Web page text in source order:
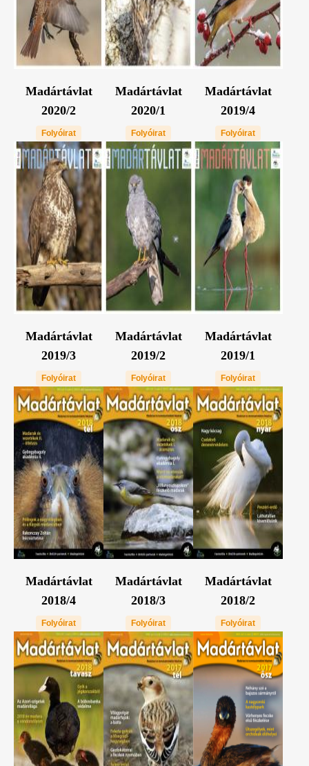
Madártávlat
2020/2
Folyóirat
Madártávlat
2020/1
Folyóirat
Madártávlat
2019/4
Folyóirat
Madártávlat
2019/3
Folyóirat
Madártávlat
2019/2
Folyóirat
Madártávlat
2019/1
Folyóirat
Madártávlat
2018/4
Folyóirat
Madártávlat
2018/3
Folyóirat
Madártávlat
2018/2
Folyóirat